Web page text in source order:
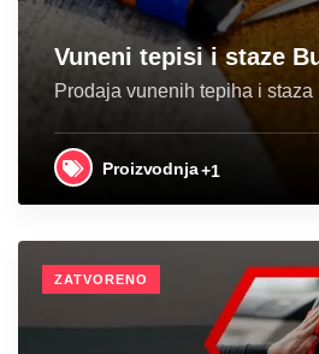
Vuneni tepisi i staze
Prodaja vunenih tepiha i staza
Proizvodnja+1
ZATVORENO